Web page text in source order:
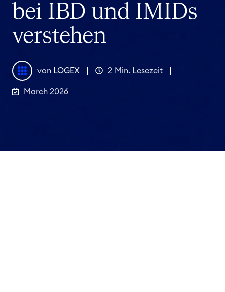
bei IBD und IMIDs
verstehen
von LOGEX 2 Min. Lesezeit
March 2026